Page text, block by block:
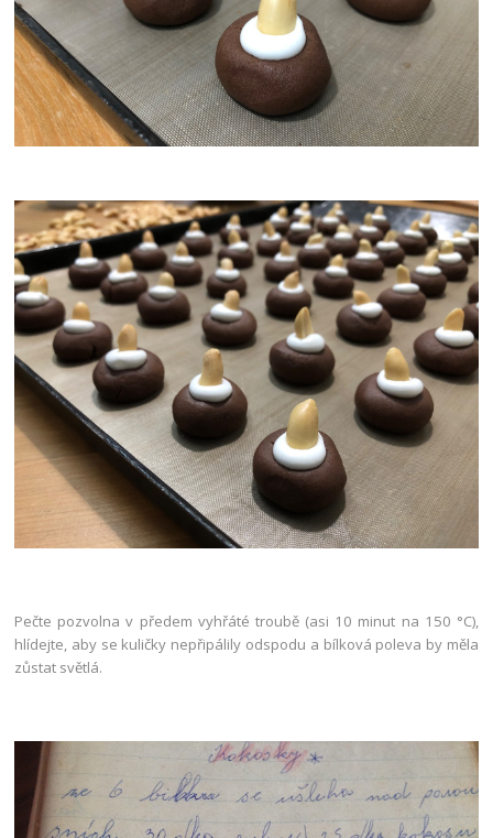
Pečte pozvolna v předem vyhřáté troubě (asi 10 minut na 150 °C),
hlídejte, aby se kuličky nepřipálily odspodu a bílková poleva by měla
zůstat světlá.